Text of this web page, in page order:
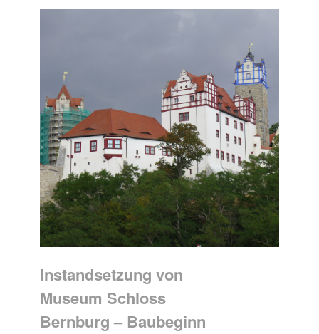
Instandsetzung von
Museum Schloss
Bernburg – Baubeginn